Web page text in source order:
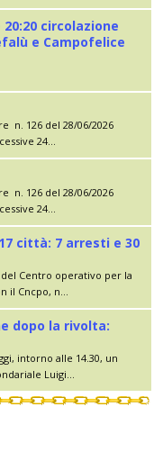
circolazione
e Campofelice
n. 126 del 28/06/2026
24...
n. 126 del 28/06/2026
24...
città: 7 arresti e 30
Centro operativo per la
il Cncpo, n...
dopo la rivolta:
intorno alle 14.30, un
Luigi...